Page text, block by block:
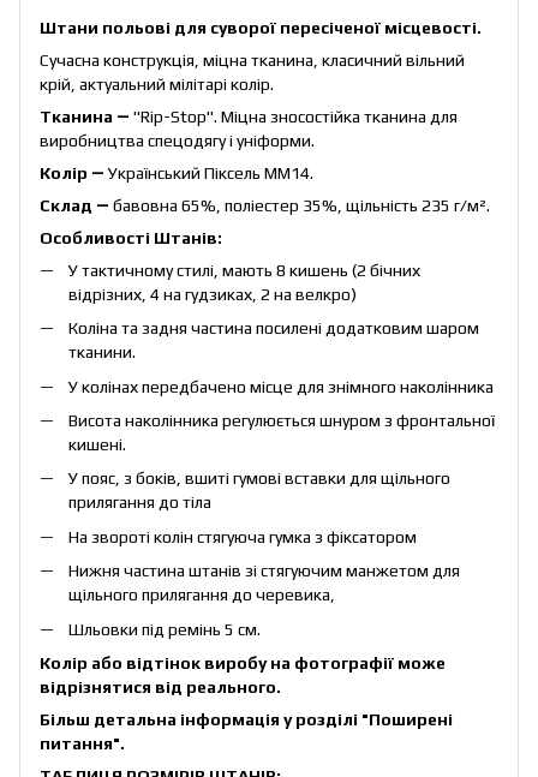
Штани польові для суворої пересіченої місцевості.
Сучасна конструкція, міцна тканина, класичний вільний
крій, актуальний мілітарі колір.
Тканина ― "Rip-Stop". Міцна зносостійка тканина для
виробництва спецодягу і уніформи.
Колір ―Український Піксель ММ14.
Склад ― бавовна 65%, поліестер 35%, щільність 235 г/м².
Особливості Штанів:
У тактичному стилі, мають 8 кишень (2 бічних
відрізних, 4 на гудзиках, 2 на велкро)
Коліна та задня частина посилені додатковим шаром
тканини.
У колінах передбачено місце для знімного наколінника
Висота наколінника регулюється шнуром з фронтальної
кишені.
У пояс, з боків, вшиті гумові вставки для щільного
прилягання до тіла
На звороті колін стягуюча гумка з фіксатором
Нижня частина штанів зі стягуючим манжетом для
щільного прилягання до черевика,
Шльовки під ремінь 5 см.
Колір або відтінок виробу на фотографії може
відрізнятися від реального.
Більш детальна інформація у розділі "Поширені
питання".